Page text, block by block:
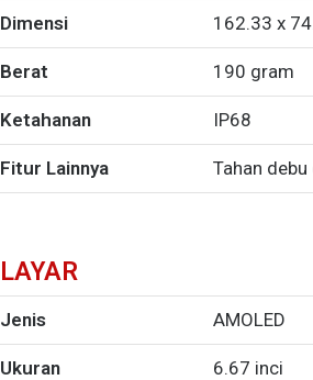
Dimensi 162.33 x
Berat 190 gram
Ketahanan IP68
Fitur Lainnya Tahan
LAYAR
Jenis AMOLED
Ukuran 6.67 inci